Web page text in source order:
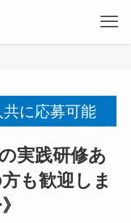
に応募可能
実践研修あ
も歓迎しま